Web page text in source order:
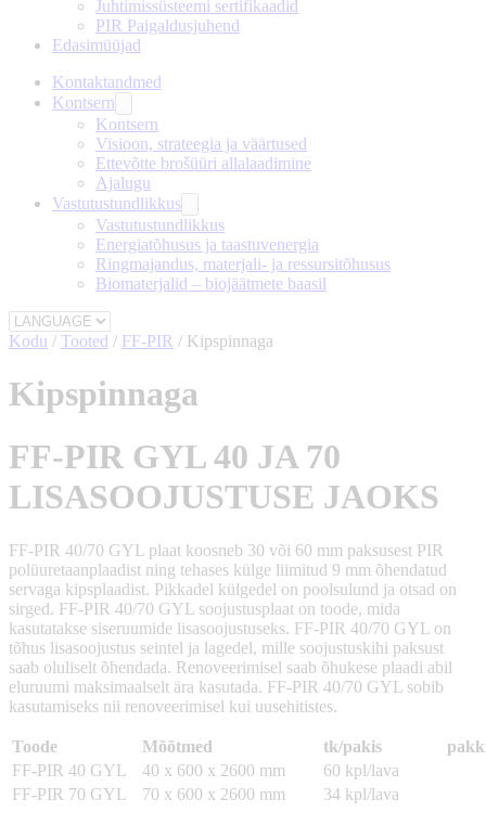
Juhtimissüsteemi sertifikaadid
PIR Paigaldusjuhend
Edasimüüjad
Kontaktandmed
Kontsern
Kontsern
Visioon, strateegia ja väärtused
Ettevõtte brošüüri allalaadimine
Ajalugu
Vastutustundlikkus
Vastutustundlikkus
Energiatõhusus ja taastuvenergia
Ringmajandus, materjali- ja ressursitõhusus
Biomaterjalid – biojäätmete baasil
Kodu / Tooted / FF-PIR / Kipspinnaga
Kipspinnaga
FF-PIR GYL 40 JA 70
LISASOOJUSTUSE JAOKS
FF-PIR 40/70 GYL plaat koosneb 30 või 60 mm paksusest PIR
polüuretaanplaadist ning tehases külge liimitud 9 mm õhendatud
servaga kipsplaadist. Pikkadel külgedel on poolsulund ja otsad on
sirged. FF-PIR 40/70 GYL soojustusplaat on toode, mida
kasutatakse siseruumide lisasoojustuseks. FF-PIR 40/70 GYL on
tõhus lisasoojustus seintel ja lagedel, mille soojustuskihi paksust
saab oluliselt õhendada. Renoveerimisel saab õhukese plaadi abil
eluruumi maksimaalselt ära kasutada. FF-PIR 40/70 GYL sobib
kasutamiseks nii renoveerimisel kui uusehitistes.
Toode Mõõtmed tk/pakis
FF-PIR 40 GYL
40 x 600 x 2600 mm
60 kpl/lava
FF-PIR 70 GYL
70 x 600 x 2600 mm 34 kpl/lava